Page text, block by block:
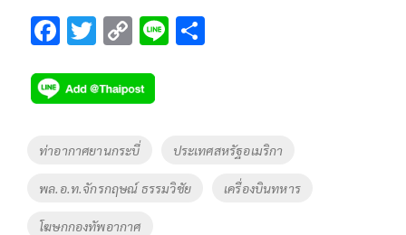
F
e
b
o
k
T
tt
er
C
p
y
Li
n
k
Li
Tags
ท่าอากาศยานกระบี่ ประเทศสหรัฐอเมริกา
พล.อ.ท.จักรกฤษณ์ ธรรมวิชัย เครื่องบินทหาร
โฆษกกองทัพอากาศ